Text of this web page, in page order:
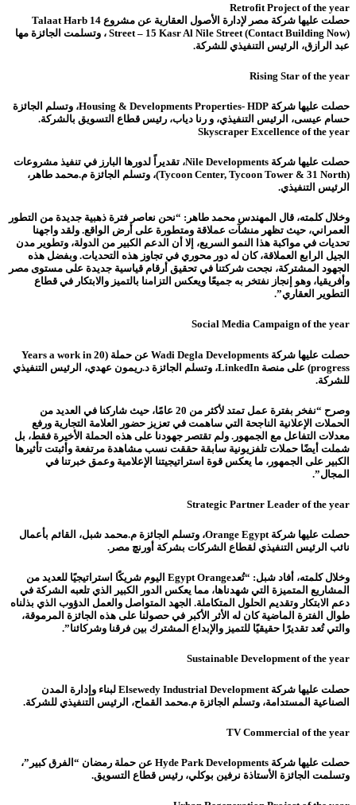
Retrofit Project of the year
حصلت عليها شركة مصر لإدارة الأصول العقارية عن مشروع 14 Talaat Harb
Street – 15 Kasr Al Nile Street (Contact Building Now) ، وتسلمت الجائزة مها
عبد الرازق، الرئيس التنفيذي للشركة.
Rising Star of the year
حصلت عليها شركة Housing & Developments Properties- HDP، وتسلم الجائزة
حسام عيسى، الرئيس التنفيذي، و رنا دياب، رئيس قطاع التسويق بالشركة.
Skyscraper Excellence of the year
حصلت عليها شركة Nile Developments، تقديراً لدورها البارز في تنفيذ مشروعات
(Tycoon Center, Tycoon Tower & 31 North)، وتسلم الجائزة م.محمد طاهر،
الرئيس التنفيذي.
وخلال كلمته، قال المهندس محمد طاهر: “نحن نعاصر فترة ذهبية جديدة من التطور
العمراني، حيث تظهر منشآت عملاقة ومتطورة على أرض الواقع. ولقد واجهنا
تحديات في مواكبة هذا النمو السريع، إلا أن الدعم الكبير من الدولة، وتطوير مدن
الجيل الرابع العملاقة، كان له دور محوري في تجاوز هذه التحديات. وبفضل هذه
الجهود المشتركة، نجحت شركتنا في تحقيق أرقام قياسية جديدة على مستوى مصر
وأفريقيا، وهو إنجاز نفتخر به جميعًا ويعكس التزامنا بالتميز والابتكار في قطاع
التطوير العقاري”.
Social Media Campaign of the year
حصلت عليها شركة Wadi Degla Developments عن حملة
(20 Years a work in
progress)
على منصة LinkedIn، وتسلم الجائزة د.ريمون عهدي، الرئيس التنفيذي
للشركة.
وصرح “نفخر بفترة عمل تمتد لأكثر من 20 عامًا، حيث شاركنا في العديد من
الحملات الإعلانية الناجحة التي ساهمت في تعزيز حضور العلامة التجارية ورفع
معدلات التفاعل مع الجمهور. ولم تقتصر جهودنا على هذه الحملة الأخيرة فقط، بل
شملت أيضًا حملات تلفزيونية سابقة حققت نسب مشاهدة مرتفعة وأثبتت تأثيرها
الكبير على الجمهور، ما يعكس قوة استراتيجيتنا الإعلامية وعمق خبرتنا في
المجال”.
Strategic Partner Leader of the year
حصلت عليها شركة Orange Egypt، وتسلم الجائزة م.محمد شبل، القائم بأعمال
نائب الرئيس التنفيذي لقطاع الشركات بشركة أورنچ مصر.
وخلال كلمته، أفاد شبل: “تُعدEgypt Orange اليوم شريكًا استراتيجيًا للعديد من
المشاريع المتميزة التي شهدناها، مما يعكس الدور الكبير الذي تلعبه الشركة في
دعم الابتكار وتقديم الحلول المتكاملة. الجهد المتواصل والعمل الدؤوب الذي بذلناه
طوال الفترة الماضية كان له الأثر الأكبر في حصولنا على هذه الجائزة المرموقة،
والتي تُعد تقديرًا حقيقيًا للتميز والإبداع المشترك بين فرقنا وشركائنا”.
Sustainable Development of the year
حصلت عليها شركة Elsewedy Industrial Development
لبناء وإدارة المدن
الصناعية المستدامة، وتسلم الجائزة م.محمد القماح، الرئيس التنفيذي للشركة.
TV Commercial of the year
حصلت عليها شركة Hyde Park Developments عن حملة رمضان “الفرق كبير”،
وتسلمت الجائزة الأستاذة نرفين بوكلي، رئيس قطاع التسويق.